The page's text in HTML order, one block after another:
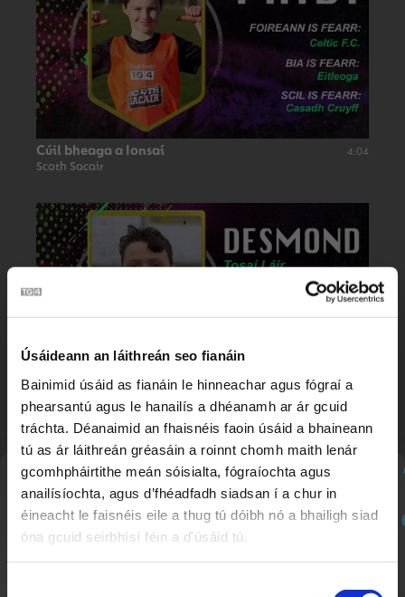
Úsáideann an láithreán seo fianáin
Bainimid úsáid as fianáin le hinneachar agus fógraí a
phearsantú agus le hanailís a dhéanamh ar ár gcuid
tráchta. Déanaimid an fhaisnéis faoin úsáid a bhaineann
tú as ár láithreán gréasáin a roinnt chomh maith lenár
gcomhpháirtithe meán sóisialta, fógraíochta agus
anailísíochta, agus d’fhéadfadh siadsan í a chur in
éineacht le faisnéis eile a thug tú dóibh nó a bhailigh siad
óna gcuid seirbhísí féin a d'úsáid tú.
Cúil bheaga a Ionsaí
Scoth Sacair
4:04
Druibleáil Faoi Chuach
Nuachtlitir